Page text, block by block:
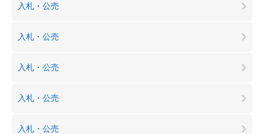
入札・公売
入札・公売
入札・公売
入札・公売
入札・公売